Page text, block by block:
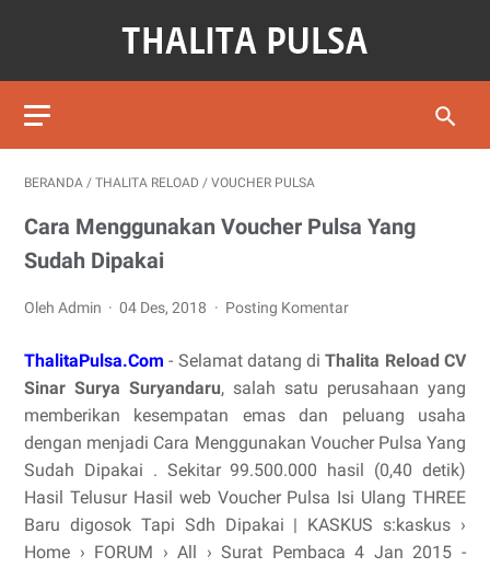
BERANDA / THALITA RELOAD / VOUCHER PULSA
Cara Menggunakan Voucher Pulsa Yang
Sudah Dipakai
Oleh Admin 04 Des, 2018 Posting Komentar
ThalitaPulsa.Com - Selamat datang diThalita Reload CV
Sinar Surya Suryandaru, salah satu perusahaan yang
memberikan kesempatan emas dan peluang usaha
dengan menjadi Cara Menggunakan Voucher Pulsa Yang
Sudah Dipakai . Sekitar 99.500.000 hasil (0,40 detik)
Hasil Telusur Hasil web Voucher Pulsa Isi Ulang THREE
Baru digosok Tapi Sdh Dipakai | KASKUS s:kaskus ›
Home › FORUM › All › Surat Pembaca 4 Jan 2015 -